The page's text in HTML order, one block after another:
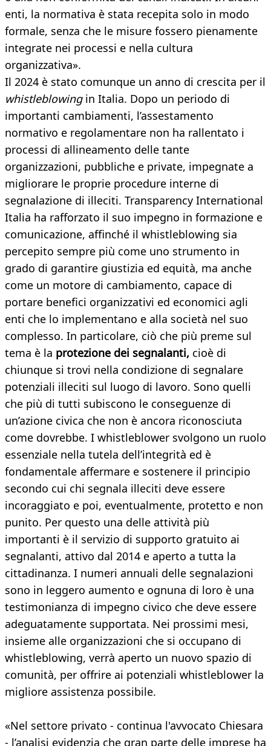
enti, la normativa è stata recepita solo in modo
formale, senza che le misure fossero pienamente
integrate nei processi e nella cultura
organizzativa».
Il 2024 è stato comunque un anno di crescita per il
whistleblowing in Italia. Dopo un periodo di
importanti cambiamenti, l’assestamento
normativo e regolamentare non ha rallentato i
processi di allineamento delle tante
organizzazioni, pubbliche e private, impegnate a
migliorare le proprie procedure interne di
segnalazione di illeciti. Transparency International
Italia ha rafforzato il suo impegno in formazione e
comunicazione, affinché il whistleblowing sia
percepito sempre più come uno strumento in
grado di garantire giustizia ed equità, ma anche
come un motore di cambiamento, capace di
portare benefici organizzativi ed economici agli
enti che lo implementano e alla società nel suo
complesso. In particolare, ciò che più preme sul
tema è la protezione dei segnalanti, cioè di
chiunque si trovi nella condizione di segnalare
potenziali illeciti sul luogo di lavoro. Sono quelli
che più di tutti subiscono le conseguenze di
un’azione civica che non è ancora riconosciuta
come dovrebbe. I whistleblower svolgono un ruolo
essenziale nella tutela dell’integrità ed è
fondamentale affermare e sostenere il principio
secondo cui chi segnala illeciti deve essere
incoraggiato e poi, eventualmente, protetto e non
punito. Per questo una delle attività più
importanti è il servizio di supporto gratuito ai
segnalanti, attivo dal 2014 e aperto a tutta la
cittadinanza. I numeri annuali delle segnalazioni
sono in leggero aumento e ognuna di loro è una
testimonianza di impegno civico che deve essere
adeguatamente supportata. Nei prossimi mesi,
insieme alle organizzazioni che si occupano di
whistleblowing, verrà aperto un nuovo spazio di
comunità, per offrire ai potenziali whistleblower la
migliore assistenza possibile.
«Nel settore privato - continua l'avvocato Chiesara
- l’analisi evidenzia che gran parte delle imprese ha